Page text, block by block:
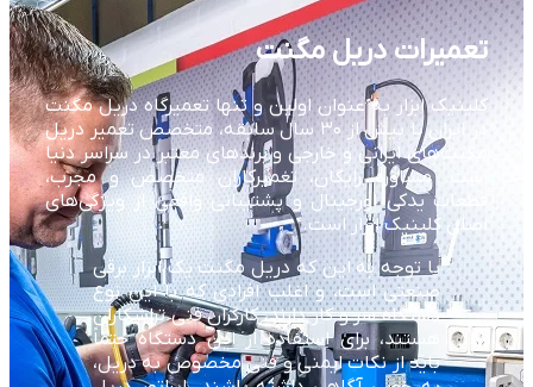
تعمیرات دریل مگنت
کلینیک ابزار به عنوان اولین و تنها تعمیرگاه دریل مگنت
در ایران با بیش از ۳۰ سال سابقه، متخصص تعمیر دریل
مگنت‌های ایرانی و خارجی و برندهای معتبر در سراسر دنیا
است. مشاوره رایگان، تعمیرکاران متخصص و مجرب،
قطعات یدکی اورجینال و پشتیبانی واقعی از ویژگی‌های
اصلی کلینیک ابزار است.
با توجه به این که دریل مگنت یک ابزار برقی
صنعتی است، و اغلب افرادی که با این نوع
دستگاه سر و کار دارند، کارگران فنی تراشکاران
هستند، برای استفاده از این دستگاه حتماً
باید از نکات ایمنی و فنی مخصوص به دریل،